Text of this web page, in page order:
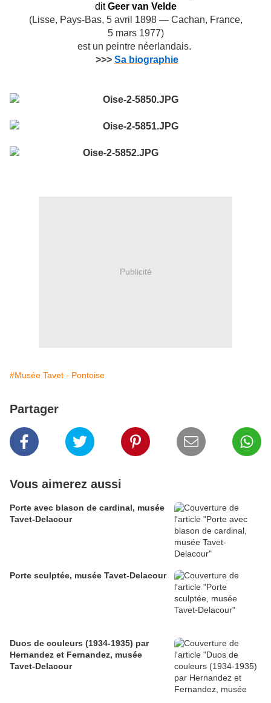
ditGeer van Velde
(Lisse, Pays-Bas, 5 avril 1898 — Cachan, France,
5 mars 1977)
est un peintre néerlandais.
>>> Sa biographie
Publicité
#Musée Tavet - Pontoise
Partager
Vous aimerez aussi
Porte avec blason de cardinal, musée
Tavet-Delacour
Porte sculptée, musée Tavet-Delacour
Duos de couleurs (1934-1935) par
Hernandez et Fernandez, musée
Tavet-Delacour